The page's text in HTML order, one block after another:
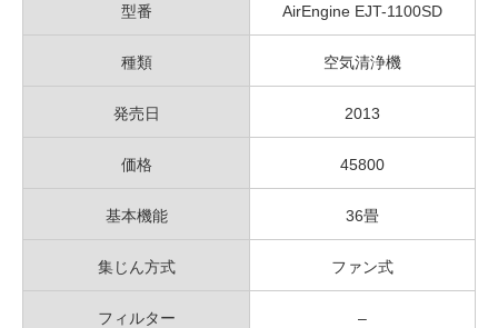
型番 AirEngine EJT-1100SD
種類 空気清浄機
発売日 2013
価格 45800
基本機能 36畳
集じん方式 ファン式
フィルター –